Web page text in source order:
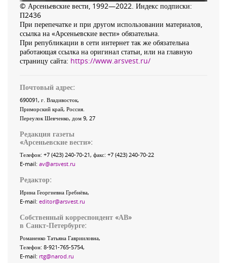
© Арсеньевские вести, 1992—2022. Индекс подписки:
П2436
При перепечатке и при другом использовании материалов,
ссылка на «Арсеньевские вести» обязательна.
При републикации в сети интернет так же обязательна
работающая ссылка на оригинал статьи, или на главную
страницу сайта: https://www.arsvest.ru/
Почтовый адрес:
690091, г. Владивосток,
Приморский край, Россия
Переулок Шевченко, дом 9, 27
Редакция газеты
«Арсеньевские вести»:
Телефон: +7 (423) 240-70-21, факс: +7 (423) 240-70-22
E-mail: av@arsvest.ru
Редактор:
Ирина Георгиевна Гребнёва,
E-mail: editor@arsvest.ru
Собственный корреспондент «АВ»
в Санкт-Петербурге:
Романенко Татьяна Гаврииловна,
Телефон: 8-921-765-5754,
E-mail: rtg@narod.ru